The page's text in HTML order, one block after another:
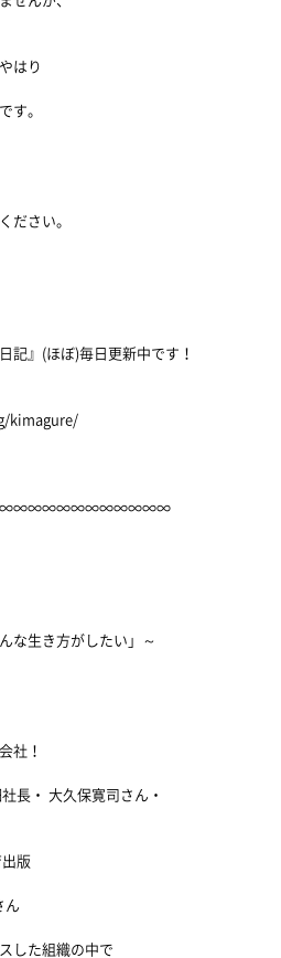
はり
す。
ださい。
記』(ほぼ)毎日更新中です！
kimagure/
！∞∞∞∞∞∞∞∞∞∞∞∞∞∞
生き方がしたい」～
社！
長・ 大久保寛司さん・
版
した組織の中で